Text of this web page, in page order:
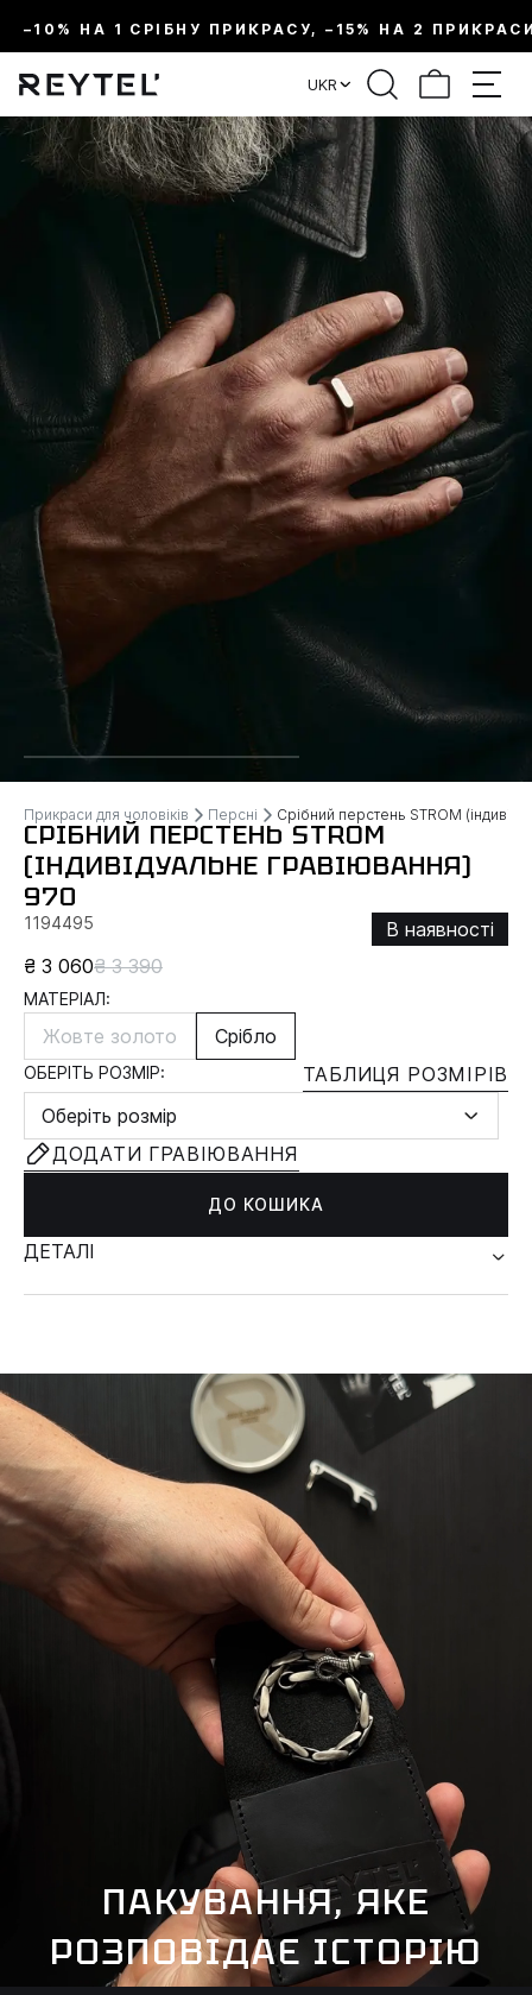
–10% НА 1 СРІБНУ ПРИКРАСУ, –15% НА 2
UKR
Прикраси для чоловіків Персні Срібний перстень STROM
СРІБНИЙ ПЕРСТЕНЬ STROM
(ІНДИВІДУАЛЬНЕ ГРАВІЮВАННЯ)
970
1194495
В наявності
₴ 3 060₴ 3 390
МАТЕРІАЛ:
Жовте золото Срібло
ОБЕРІТЬ РОЗМІР:
ТАБЛИЦЯ РОЗМІРІВ
Оберіть розмір
ДОДАТИ ГРАВІЮВАННЯ
ДО КОШИКА
ДЕТАЛІ
ПАКУВАННЯ, ЯКЕ
РОЗПОВІДАЄ ІСТОРІЮ